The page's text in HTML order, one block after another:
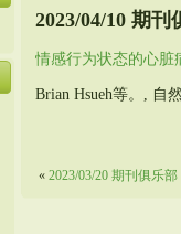
2023/04/10 期
情感行为状态的心脏
Brian Hsueh等。, 自
« 2023/03/20 期刊俱乐部